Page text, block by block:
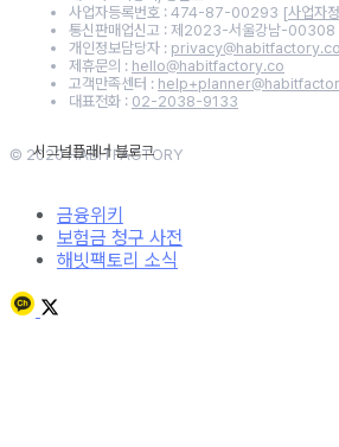
사업자등록번호 : 474-87-00293 [사업자
통신판매업신고 : 제2023-서울강남-00308
개인정보담당자 : privacy@habitfactory.co
제휴문의 : hello@habitfactory.co
고객만족센터 :
대표전화 : 02-2038-9133
© 2020 HABITFACTORY
금융위키
보험금 청구 사전
해빗팩토리 소식